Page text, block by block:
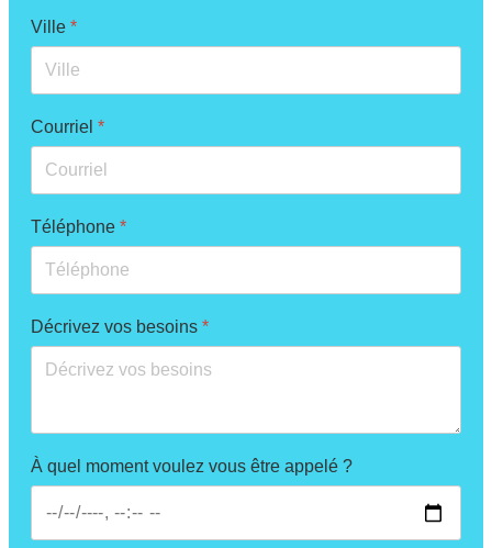
Ville *
Courriel *
Téléphone *
Décrivez vos besoins *
À quel moment voulez vous être appelé ?